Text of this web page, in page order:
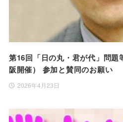
第16回「日の丸・君が代」問題
阪開催） 参加と賛同のお願い
2026年4月23日